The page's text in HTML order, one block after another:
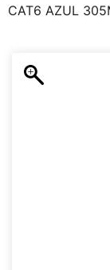
CAT6 AZUL